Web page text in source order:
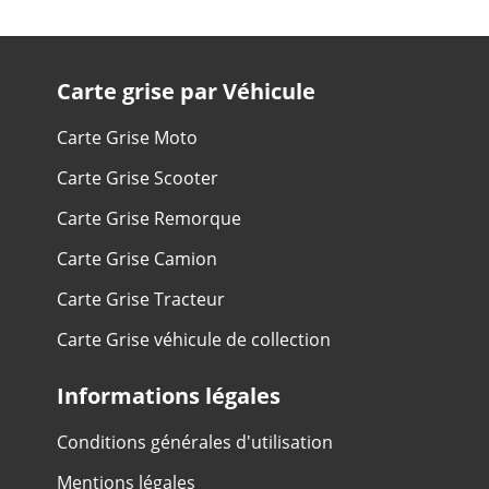
Carte grise par Véhicule
Carte Grise Moto
Carte Grise Scooter
Carte Grise Remorque
Carte Grise Camion
Carte Grise Tracteur
Carte Grise véhicule de collection
Informations légales
Conditions générales d'utilisation
Mentions légales